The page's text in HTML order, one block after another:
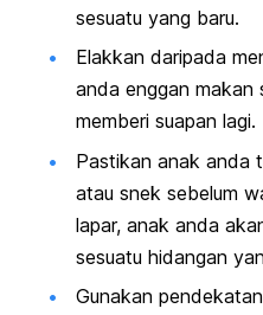
sesuatu yang baru.
Elakkan daripada
anda enggan makan
memberi suapan lagi.
Pastikan anak anda
atau snek sebelum
lapar, anak anda
sesuatu hidangan
Gunakan